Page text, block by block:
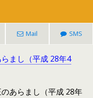
Mail SMS
まし（平成 28年4
あらまし（平成 28年